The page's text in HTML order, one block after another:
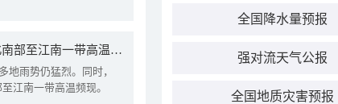
四川陕西等地需警惕降雨叠加致灾 华北南部至江南一带高温频现
地雨势仍猛烈。同时，
江南一带高温频现。
全国降水量预报
强对流天气公报
全国地质灾害预报